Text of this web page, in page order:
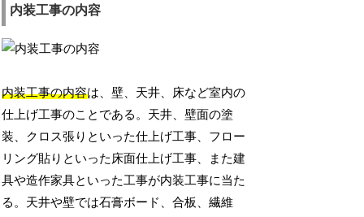
内装工事の内容
内装工事の内容は、壁、天井、床など室内の
仕上げ工事のことである。天井、壁面の塗
装、クロス張りといった仕上げ工事、フロー
リング貼りといった床面仕上げ工事、また建
具や造作家具といった工事が内装工事に当た
る。天井や壁では石膏ボード、合板、繊維